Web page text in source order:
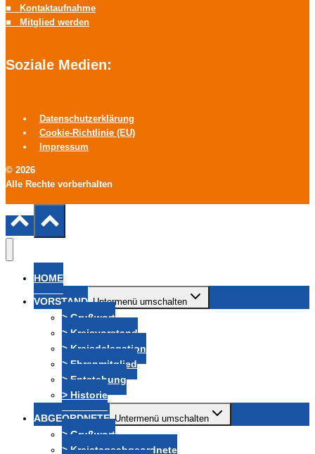
■ Kontaktaufnahme
■ Mitglied werden
Soziale Medien:
Datenschutzerklärung
Cookie-Richtlinie (EU)
Impressum
© 2026
Alle Rechte vorberhalten
HOME
VORSTAND Untermenü umschalten
> Grußwort
> Kreisvorstand
> Kreisdelegation
> Ehrenmitglied
> Entstehung
> Historie
ABGEORDNETE Untermenü umschalten
> Grußwort
> Kreistagsabgeordnete